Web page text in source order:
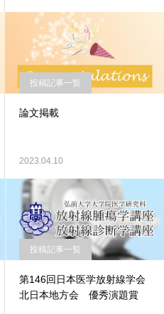
投稿記事一覧
論文掲載
2023.04.10
投稿記事一覧
第146回日本医学放射線学会
北日本地方会 優秀演題賞